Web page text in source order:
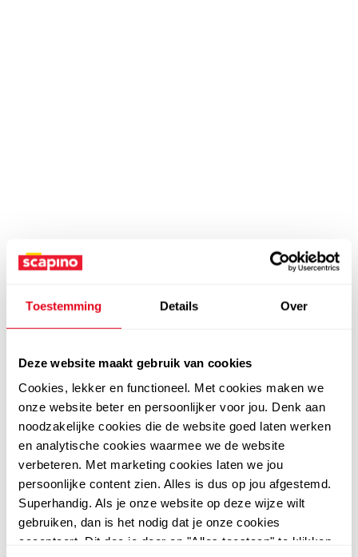
Toestemming Details Over
Deze website maakt gebruik van cookies
Cookies, lekker en functioneel. Met cookies maken we
onze website beter en persoonlijker voor jou. Denk aan
noodzakelijke cookies die de website goed laten werken
en analytische cookies waarmee we de website
verbeteren. Met marketing cookies laten we jou
persoonlijke content zien. Alles is dus op jou afgestemd.
Superhandig. Als je onze website op deze wijze wilt
gebruiken, dan is het nodig dat je onze cookies
accepteert. Dit doe je door op "Alles toestaan" te klikken.